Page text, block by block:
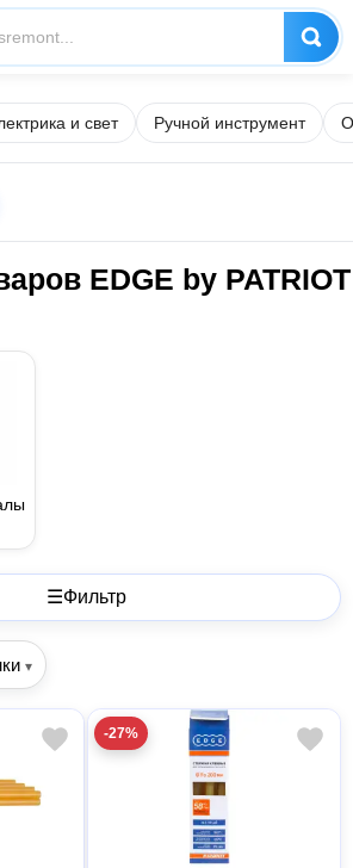
и свет Ручной инструмент
EDGE by PATRIOT
☰Фильтр
▾
-27%